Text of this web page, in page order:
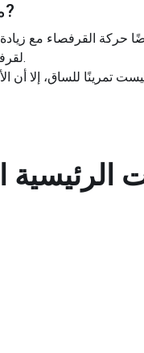
?
حركة القرفصاء مع
لقرفصاء القوزاق الموزون، مع تحسين شكلك وأسلوبك في حركات القرفصاء أيضًا.
تمرينًا للساق، إلا أن
الرئيسية